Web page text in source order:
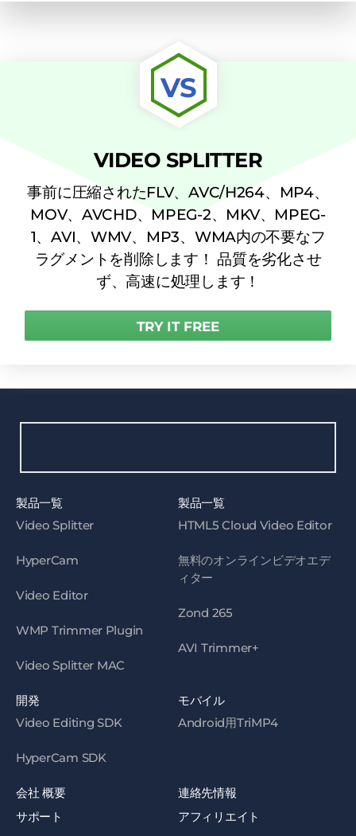
VS
VIDEO SPLITTER
事前に圧縮されたFLV、AVC/H264、MP4、
MOV、AVCHD、MPEG-2、MKV、MPEG-
1、AVI、WMV、MP3、WMA内の不要なフ
ラグメントを削除します！ 品質を劣化させ
ず、高速に処理します！
TRY IT FREE
製品一覧
Video Splitter
HyperCam
Video Editor
WMP Trimmer Plugin
Video Splitter MAC
製品一覧
HTML5 Cloud Video Editor
無料のオンラインビデオエデ
ィター
Zond 265
AVI Trimmer+
開発
Video Editing SDK
HyperCam SDK
モバイル
Android用TriMP4
会社 概要
連絡先情報
サポート
アフィリエイト